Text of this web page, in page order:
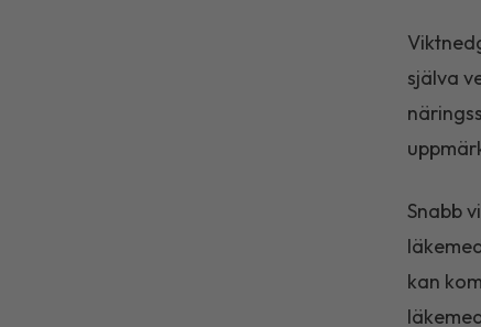
själva
Snabb
kan